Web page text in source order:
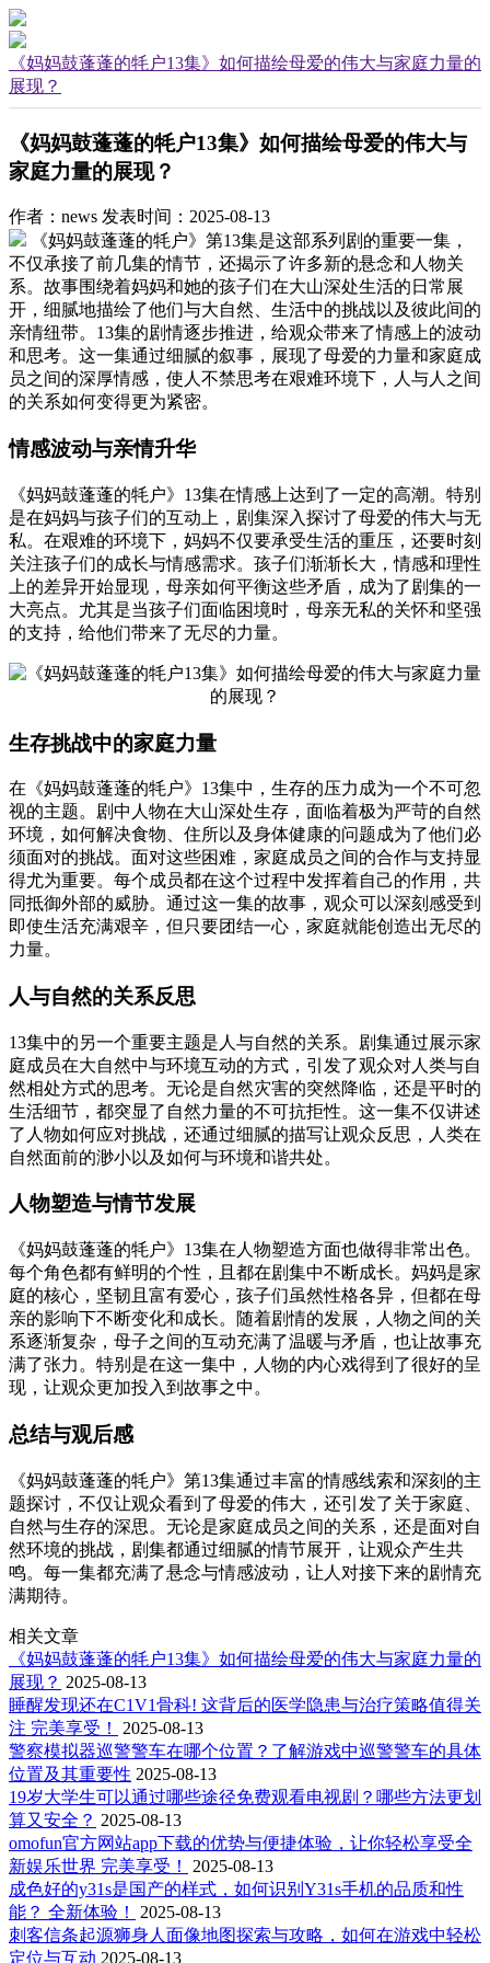
《妈妈鼓蓬蓬的牦户13集》如何描绘母爱的伟大与家庭力量的
展现？
《妈妈鼓蓬蓬的牦户13集》如何描绘母爱的伟大与
家庭力量的展现？
作者：news 发表时间：2025-08-13
《妈妈鼓蓬蓬的牦户》第13集是这部系列剧的重要一集，
不仅承接了前几集的情节，还揭示了许多新的悬念和人物关
系。故事围绕着妈妈和她的孩子们在大山深处生活的日常展
开，细腻地描绘了他们与大自然、生活中的挑战以及彼此间的
亲情纽带。13集的剧情逐步推进，给观众带来了情感上的波动
和思考。这一集通过细腻的叙事，展现了母爱的力量和家庭成
员之间的深厚情感，使人不禁思考在艰难环境下，人与人之间
的关系如何变得更为紧密。
情感波动与亲情升华
《妈妈鼓蓬蓬的牦户》13集在情感上达到了一定的高潮。特别
是在妈妈与孩子们的互动上，剧集深入探讨了母爱的伟大与无
私。在艰难的环境下，妈妈不仅要承受生活的重压，还要时刻
关注孩子们的成长与情感需求。孩子们渐渐长大，情感和理性
上的差异开始显现，母亲如何平衡这些矛盾，成为了剧集的一
大亮点。尤其是当孩子们面临困境时，母亲无私的关怀和坚强
的支持，给他们带来了无尽的力量。
生存挑战中的家庭力量
在《妈妈鼓蓬蓬的牦户》13集中，生存的压力成为一个不可忽
视的主题。剧中人物在大山深处生存，面临着极为严苛的自然
环境，如何解决食物、住所以及身体健康的问题成为了他们必
须面对的挑战。面对这些困难，家庭成员之间的合作与支持显
得尤为重要。每个成员都在这个过程中发挥着自己的作用，共
同抵御外部的威胁。通过这一集的故事，观众可以深刻感受到
即使生活充满艰辛，但只要团结一心，家庭就能创造出无尽的
力量。
人与自然的关系反思
13集中的另一个重要主题是人与自然的关系。剧集通过展示家
庭成员在大自然中与环境互动的方式，引发了观众对人类与自
然相处方式的思考。无论是自然灾害的突然降临，还是平时的
生活细节，都突显了自然力量的不可抗拒性。这一集不仅讲述
了人物如何应对挑战，还通过细腻的描写让观众反思，人类在
自然面前的渺小以及如何与环境和谐共处。
人物塑造与情节发展
《妈妈鼓蓬蓬的牦户》13集在人物塑造方面也做得非常出色。
每个角色都有鲜明的个性，且都在剧集中不断成长。妈妈是家
庭的核心，坚韧且富有爱心，孩子们虽然性格各异，但都在母
亲的影响下不断变化和成长。随着剧情的发展，人物之间的关
系逐渐复杂，母子之间的互动充满了温暖与矛盾，也让故事充
满了张力。特别是在这一集中，人物的内心戏得到了很好的呈
现，让观众更加投入到故事之中。
总结与观后感
《妈妈鼓蓬蓬的牦户》第13集通过丰富的情感线索和深刻的主
题探讨，不仅让观众看到了母爱的伟大，还引发了关于家庭、
自然与生存的深思。无论是家庭成员之间的关系，还是面对自
然环境的挑战，剧集都通过细腻的情节展开，让观众产生共
鸣。每一集都充满了悬念与情感波动，让人对接下来的剧情充
满期待。
相关文章
《妈妈鼓蓬蓬的牦户13集》如何描绘母爱的伟大与家庭力量的
展现？ 2025-08-13
睡醒发现还在C1V1骨科! 这背后的医学隐患与治疗策略值得关
注 完美享受！
2025-08-13
警察模拟器巡警警车在哪个位置？了解游戏中巡警警车的具体
位置及其重要性 2025-08-13
19岁大学生可以通过哪些途径免费观看电视剧？哪些方法更划
算又安全？ 2025-08-13
omofun官方网站app下载的优势与便捷体验，让你轻松享受全
新娱乐世界 完美享受！
2025-08-13
成色好的y31s是国产的样式，如何识别Y31s手机的品质和性
能？ 全新体验！
2025-08-13
刺客信条起源狮身人面像地图探索与攻略，如何在游戏中轻松
定位与互动 2025-08-13